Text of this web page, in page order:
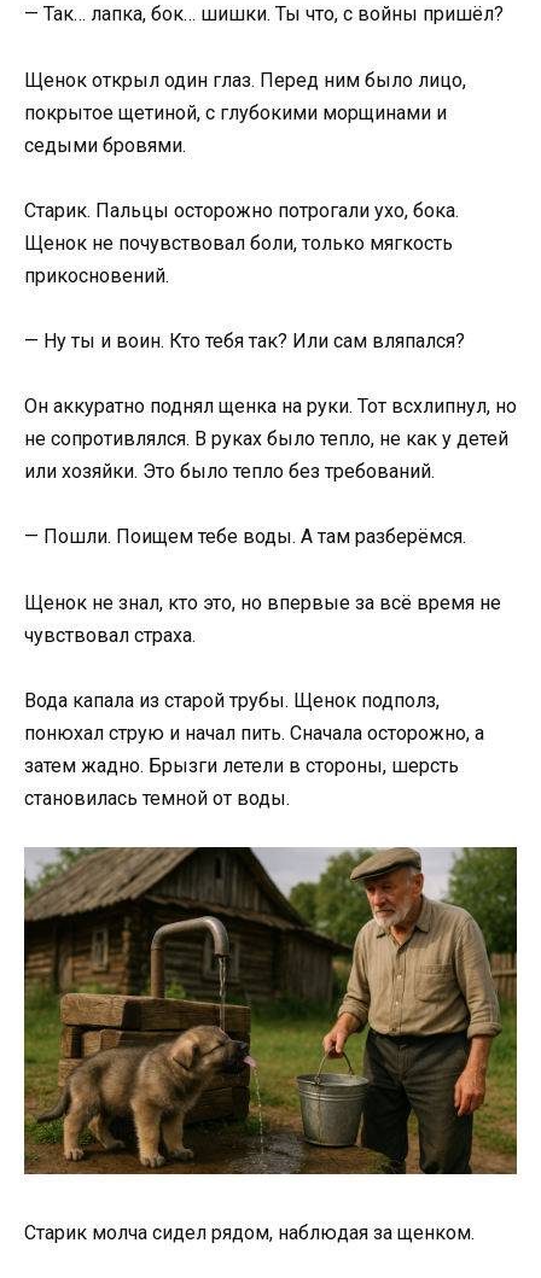
— Так… лапка, бок… шишки. Ты что, с войны пришёл?
Щенок открыл один глаз. Перед ним было лицо,
покрытое щетиной, с глубокими морщинами и
седыми бровями.
Старик. Пальцы осторожно потрогали ухо, бока.
Щенок не почувствовал боли, только мягкость
прикосновений.
— Ну ты и воин. Кто тебя так? Или сам вляпался?
Он аккуратно поднял щенка на руки. Тот всхлипнул, но
не сопротивлялся. В руках было тепло, не как у детей
или хозяйки. Это было тепло без требований.
— Пошли. Поищем тебе воды. А там разберёмся.
Щенок не знал, кто это, но впервые за всё время не
чувствовал страха.
Вода капала из старой трубы. Щенок подполз,
понюхал струю и начал пить. Сначала осторожно, а
затем жадно. Брызги летели в стороны, шерсть
становилась темной от воды.
Старик молча сидел рядом, наблюдая за щенком.